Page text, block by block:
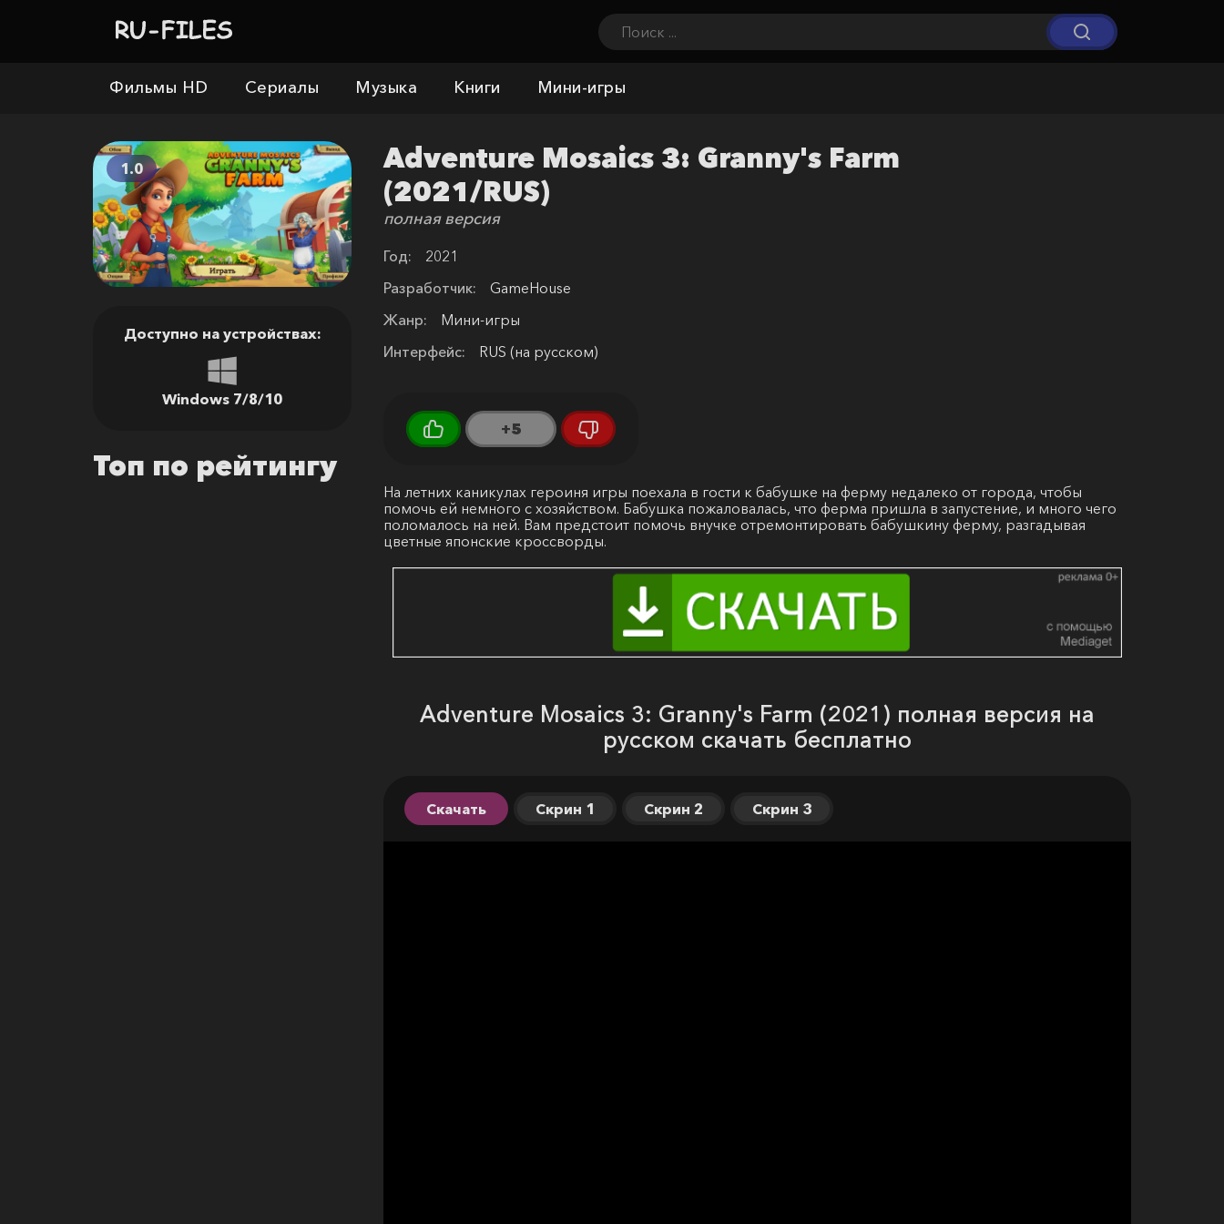
Фильмы HD Сериалы Музыка Книги Мини-игры
Adventure Mosaics 3: Granny's Farm
(2021/RUS)
полная версия
Год:
2021
Разработчик:
GameHouse
Жанр:
Мини-игры
Интерфейс:
RUS (на русском)
+5
На летних каникулах героиня игры поехала в гости к бабушке на ферму недалеко от города, чтобы
помочь ей немного с хозяйством. Бабушка пожаловалась, что ферма пришла в запустение, и много чего
поломалось на ней. Вам предстоит помочь внучке отремонтировать бабушкину ферму, разгадывая
цветные японские кроссворды.
Adventure Mosaics 3: Granny's Farm (2021) полная версия на
русском скачать бесплатно
Скачать Скрин 1 Скрин 2 Скрин 3
1.0
Доступно на устройствах:
Windows 7/8/10
Топ по рейтингу